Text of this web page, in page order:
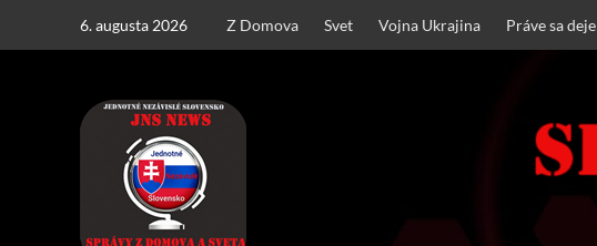
6. augusta 2026 Z Domova Svet Vojna Ukrajina Práve sa deje